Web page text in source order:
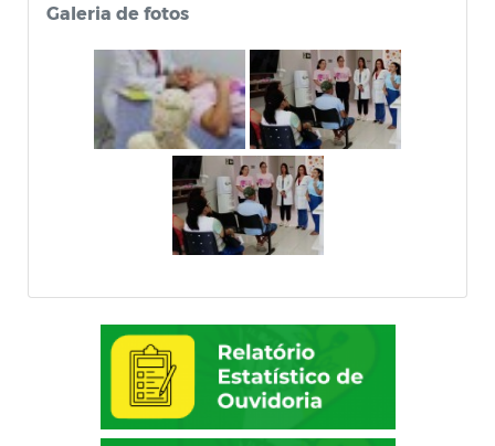
Galeria de fotos